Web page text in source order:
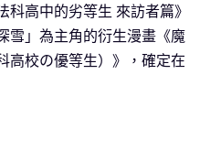
科高中的劣等生 來訪者篇》
雪」為主角的衍生漫畫《魔
高校の優等生）》，確定在